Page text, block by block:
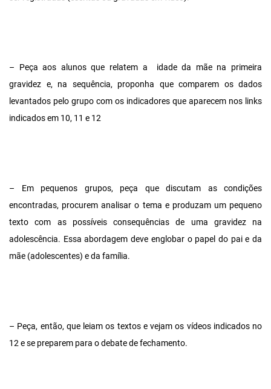
– Peça aos alunos que relatem a idade da mãe na primeira
gravidez e, na sequência, proponha que comparem os dados
levantados pelo grupo com os indicadores que aparecem nos links
indicados em 10, 11 e 12
– Em pequenos grupos, peça que discutam as condições
encontradas, procurem analisar o tema e produzam um pequeno
texto com as possíveis consequências de uma gravidez na
adolescência. Essa abordagem deve englobar o papel do pai e da
mãe (adolescentes) e da família.
– Peça, então, que leiam os textos e vejam os vídeos indicados no
12 e se preparem para o debate de fechamento.